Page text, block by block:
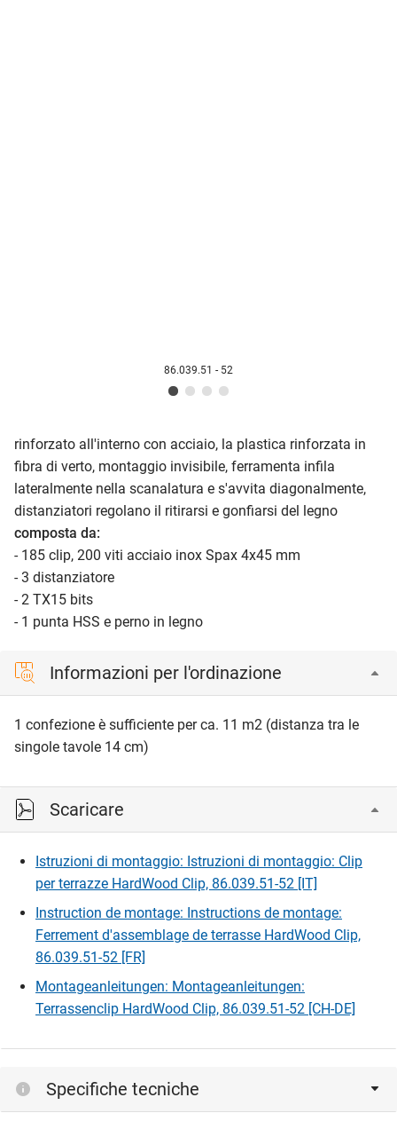
86.039.51 - 52
rinforzato all'interno con acciaio, la plastica rinforzata in
fibra di verto, montaggio invisibile, ferramenta infila
lateralmente nella scanalatura e s'avvita diagonalmente,
distanziatori regolano il ritirarsi e gonfiarsi del legno
composta da:
- 185 clip, 200 viti acciaio inox Spax 4x45 mm
- 3 distanziatore
- 2 TX15 bits
- 1 punta HSS e perno in legno
Informazioni per l'ordinazione
1 confezione è sufficiente per ca. 11 m2 (distanza tra le
singole tavole 14 cm)
Scaricare
Istruzioni di montaggio: Istruzioni di montaggio: Clip
per terrazze HardWood Clip, 86.039.51-52 [IT]
Instruction de montage: Instructions de montage:
Ferrement d'assemblage de terrasse HardWood Clip,
86.039.51-52 [FR]
Montageanleitungen: Montageanleitungen:
Terrassenclip HardWood Clip, 86.039.51-52 [CH-DE]
Specifiche tecniche